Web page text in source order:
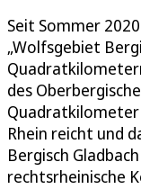
Seit Sommer
„Wolfsgebiet
des
Quadratkilometer
Rhein reicht und
Bergisch
rechtsrheinische